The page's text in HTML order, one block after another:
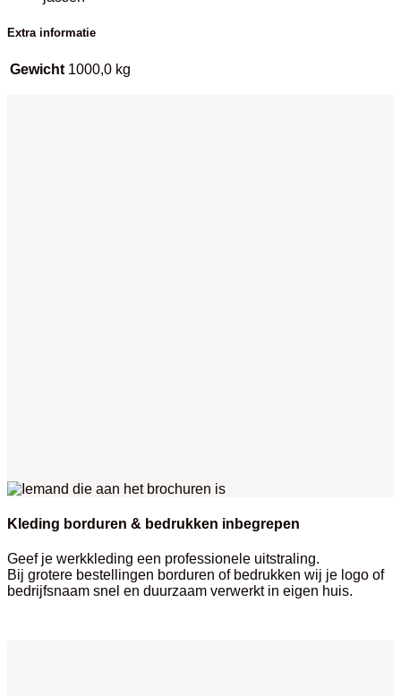
Extra informatie
Gewicht 1000,0 kg
Kleding borduren & bedrukken inbegrepen
Geef je werkkleding een professionele uitstraling.
Bij grotere bestellingen borduren of bedrukken wij je logo of
bedrijfsnaam snel en duurzaam verwerkt in eigen huis.